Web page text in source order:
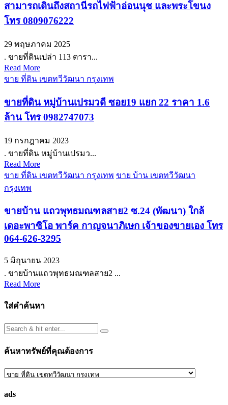
สามารถเดินถึงสถานีรถไฟฟ้าอ่อนนุช และพระโขนง
โทร 0809076222
29 พฤษภาคม 2025
. ขายที่ดินเปล่า 113 ตารา...
Read More
ขาย ที่ดิน เขตทวีวัฒนา กรุงเทพ
ขายที่ดิน หมู่บ้านเปรมวดี ซอย19 แยก 22 ราคา 1.6
ล้าน โทร 0982747073
19 กรกฎาคม 2023
. ขายที่ดิน หมู่บ้านเปรมว...
Read More
ขาย ที่ดิน เขตทวีวัฒนา กรุงเทพ ขาย บ้าน เขตทวีวัฒนา
กรุงเทพ
ขายบ้าน แถวพุทธมณฑลสาย2 ซ.24 (พัฒนา) ใกล้
เดอะพาซิโอ พาร์ค กาญจนาภิเษก เจ้าของขายเอง โทร
064-626-3295
5 มิถุนายน 2023
. ขายบ้านแถวพุทธมณฑลสาย2 ...
Read More
ใส่คำค้นหา
ค้นหาทรัพย์ที่คุณต้องการ
ค้นหา
ที่
ads